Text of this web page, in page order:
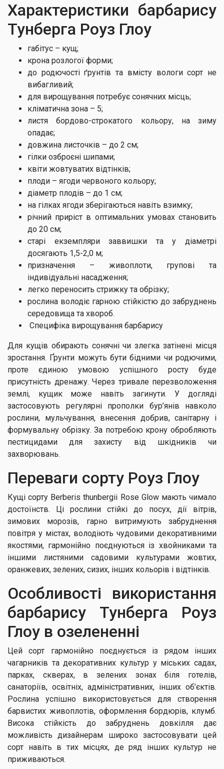
Характеристики барбарису
Тунберга Роуз Глоу
габітус – кущ;
крона розлогої форми;
до родючості ґрунтів та вмісту вологи сорт не
вибагливий;
для вирощування потребує сонячних місць;
кліматична зона – 5;
листя бордово-строкатого кольору, на зиму
опадає;
довжина листочків – до 2 см;
гілки озброєні шипами;
квіти жовтуватих відтінків;
плоди – ягоди червоного кольору;
діаметр плодів – до 1 см;
на гілках ягоди зберігаються навіть взимку;
річний приріст в оптимальних умовах становить
до 20 см;
старі екземпляри заввишки та у діаметрі
досягають 1,5-2,0 м;
призначення – живоплоти, групові та
індивідуальні насадження;
легко переносить стрижку та обрізку;
рослина володіє гарною стійкістю до забруднень
середовища та хвороб.
Специфіка вирощування барбарису
Для кущів обирають сонячні чи злегка затінені місця
зростання. Ґрунти можуть бути бідними чи родючими,
проте єдиною умовою успішного росту буде
присутність дренажу. Через тривале перезволоження
землі, кущик може навіть загинути. У догляді
застосовують регулярні прополки бур’янів навколо
рослини, мульчування, внесення добрив, санітарну і
формувальну обрізку. За потребою крону обробляють
пестицидами для захисту від шкідників чи
захворювань.
Переваги сорту Роуз Глоу
Кущі сорту Berberis thunbergii Rose Glow мають чимало
достоїнств. Ці рослини стійкі до посух, дії вітрів,
зимових морозів, гарно витримують забруднення
повітря у містах, володіють чудовими декоративними
якостями, гармонійно поєднуються із хвойниками та
іншими листяними садовими культурами жовтих,
оранжевих, зелених, сизих, інших кольорів і відтінків.
Особливості використання
барбарису Тунберга Роуз
Глоу в озелененні
Цей сорт гармонійно поєднується із рядом інших
чагарників та декоративних культур у міських садах,
парках, скверах, в зелених зонах біля готелів,
санаторіїв, освітніх, адміністративних, інших об’єктів.
Рослина успішно використовується для створення
барвистих живоплотів, оформлення бордюрів, клумб.
Висока стійкість до забруднень довкілля дає
можливість дизайнерам широко застосовувати цей
сорт навіть в тих місцях, де ряд інших культур не
приживаються.